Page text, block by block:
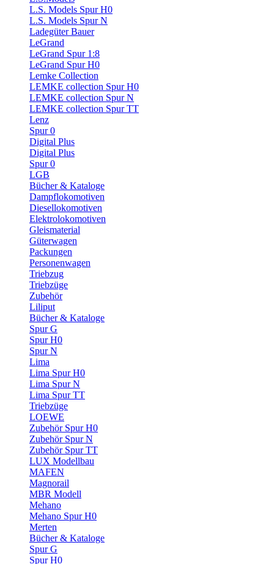
L.S. Models Spur H0
L.S. Models Spur N
Ladegüter Bauer
LeGrand
LeGrand Spur 1:8
LeGrand Spur H0
Lemke Collection
LEMKE collection Spur H0
LEMKE collection Spur N
LEMKE collection Spur TT
Lenz
Spur 0
Digital Plus
Digital Plus
Spur 0
LGB
Bücher & Kataloge
Dampflokomotiven
Diesellokomotiven
Elektrolokomotiven
Gleismaterial
Güterwagen
Packungen
Personenwagen
Triebzug
Triebzüge
Zubehör
Liliput
Bücher & Kataloge
Spur G
Spur H0
Spur N
Lima
Lima Spur H0
Lima Spur N
Lima Spur TT
Triebzüge
LOEWE
Zubehör Spur H0
Zubehör Spur N
Zubehör Spur TT
LUX Modellbau
MAFEN
Magnorail
MBR Modell
Mehano
Mehano Spur H0
Merten
Bücher & Kataloge
Spur G
Spur H0